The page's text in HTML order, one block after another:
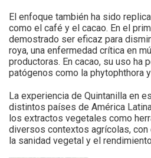
El enfoque también ha sido
como el café y el cacao. En el
demostrado ser eficaz para
roya, una enfermedad crítica en
productoras. En cacao, su uso ha
patógenos como la phytophthora
La experiencia de Quintanilla en
distintos países de América
los extractos vegetales como
diversos contextos agrícolas,
la sanidad vegetal y el